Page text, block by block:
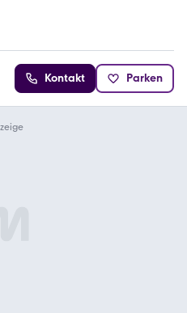
Kontakt Parken